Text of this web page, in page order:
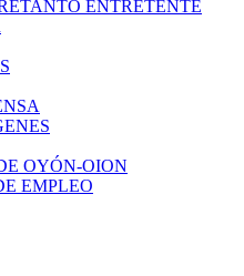
ENTRETENTE
OYÓN-OION
EMPLEO